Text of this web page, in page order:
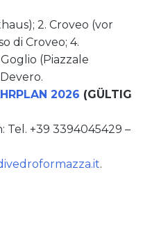
2. Croveo (vor
di Croveo; 4.
(Piazzale
2026 (GÜLTIG
+39 3394045429 –
.